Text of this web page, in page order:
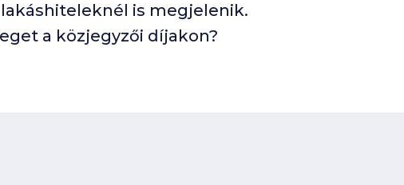
is megjelenik.
a közjegyzői díjakon?